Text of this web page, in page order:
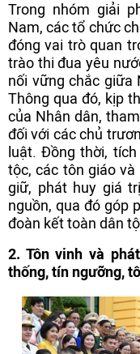
Trong nhóm giải
Nam, các tổ chức
đóng vai trò quan
trào thi đua yêu
nối vững chắc giữa
Thông qua đó, kịp
của Nhân dân,
đối với các chủ
luật. Đồng thời,
tộc, các tôn giáo
giữ, phát huy giá
nguồn, qua đó góp
đoàn kết toàn dân
2. Tôn vinh và
thống, tín ngưỡng,